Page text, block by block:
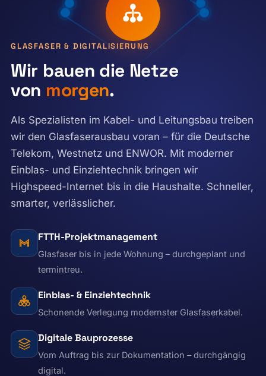
GLASFASER & DIGITALISIERUNG
Wir bauen die Netze
von morgen.
Als Spezialisten im Kabel- und Leitungsbau treiben
wir den Glasfaserausbau voran – für die Deutsche
Telekom, Westnetz und ENWOR. Mit moderner
Einblas- und Einziehtechnik bringen wir
Highspeed-Internet bis in die Haushalte. Schneller,
smarter, verlässlicher.
FTTH-Projektmanagement
Glasfaser bis in jede Wohnung – durchgeplant und
termintreu.
Einblas- & Einziehtechnik
Schonende Verlegung modernster Glasfaserkabel.
Digitale Bauprozesse
Vom Auftrag bis zur Dokumentation – durchgängig
digital.